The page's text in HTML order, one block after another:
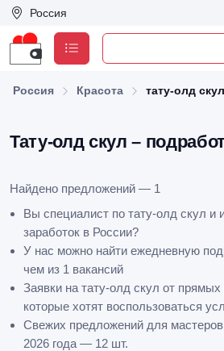
Россия
Россия Красота тату-олд скул
Тату-олд скул –
Найдено предложений — 1
Вы специалист по тату-олд скул и
заработок в России?
У нас можно найти ежедневную
чем из 1 вакансий
Заявки на тату-олд скул от прямых
которые хотят воспользоваться
Свежих предложений для мастеров
2026 года — 12 шт.